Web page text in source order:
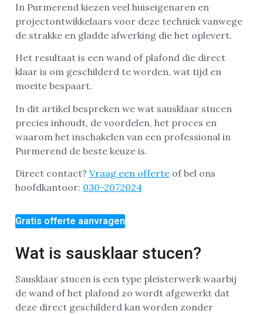
In Purmerend kiezen veel huiseigenaren en
projectontwikkelaars voor deze techniek vanwege
de strakke en gladde afwerking die het oplevert.
Het resultaat is een wand of plafond die direct
klaar is om geschilderd te worden, wat tijd en
moeite bespaart.
In dit artikel bespreken we wat sausklaar stucen
precies inhoudt, de voordelen, het proces en
waarom het inschakelen van een professional in
Purmerend de beste keuze is.
Direct contact? Vraag een offerte of bel ons
hoofdkantoor: 030-2072024
Gratis offerte aanvragen
Wat is sausklaar stucen?
Sausklaar stucen is een type pleisterwerk waarbij
de wand of het plafond zo wordt afgewerkt dat
deze direct geschilderd kan worden zonder